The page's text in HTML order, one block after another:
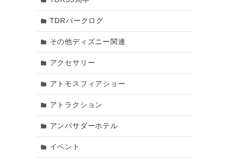
2019年5月
2019年4月
2019年3月
2019年2月
2019年1月
2018年12月
2018年11月
2018年10月
TDRパークログ
その他ディズニー関連
アクセサリー
アトモスフィアショー
アトラクション
アンバサダーホテル
イベント